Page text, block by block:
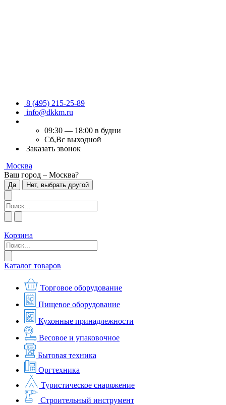
8 (495) 215-25-89
info@dkkm.ru
09:30 — 18:00 в будни
Сб,Вс выходной
Заказать звонок
Москва
Ваш город – Москва?
Да Нет, выбрать другой
Корзина
Каталог товаров
Торговое оборудование
Пищевое оборудование
Кухонные принадлежности
Весовое и упаковочное
Бытовая техника
Оргтехника
Туристическое снаряжение
Строительный инструмент